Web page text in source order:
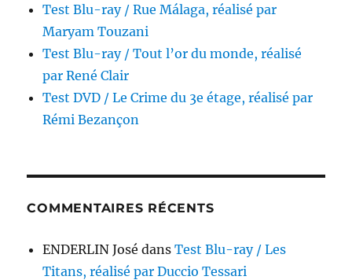
Test Blu-ray / Rue Málaga, réalisé par
Maryam Touzani
Test Blu-ray / Tout l’or du monde, réalisé
par René Clair
Test DVD / Le Crime du 3e étage, réalisé par
Rémi Bezançon
COMMENTAIRES RÉCENTS
ENDERLIN José dansTest Blu-ray / Les
Titans, réalisé par Duccio Tessari